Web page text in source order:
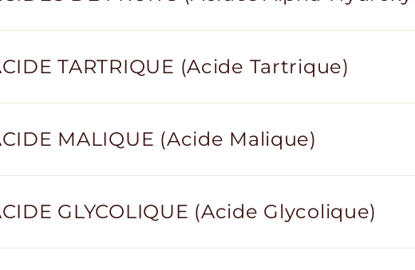
TARTRIQUE (Acide Tartrique)
MALIQUE (Acide Malique)
GLYCOLIQUE (Acide Glycolique)